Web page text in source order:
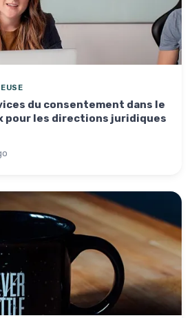
du consentement dans le
pour les directions juridiques